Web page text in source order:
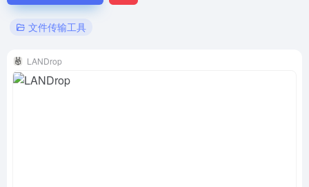
文件传输工具
LANDrop